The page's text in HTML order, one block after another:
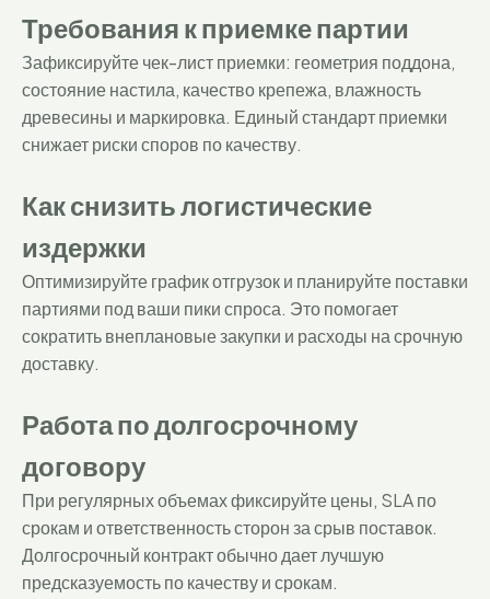
Требования к приемке партии
Зафиксируйте чек-лист приемки: геометрия поддона,
состояние настила, качество крепежа, влажность
древесины и маркировка. Единый стандарт приемки
снижает риски споров по качеству.
Как снизить логистические
издержки
Оптимизируйте график отгрузок и планируйте поставки
партиями под ваши пики спроса. Это помогает
сократить внеплановые закупки и расходы на срочную
доставку.
Работа по долгосрочному
договору
При регулярных объемах фиксируйте цены, SLA по
срокам и ответственность сторон за срыв поставок.
Долгосрочный контракт обычно дает лучшую
предсказуемость по качеству и срокам.